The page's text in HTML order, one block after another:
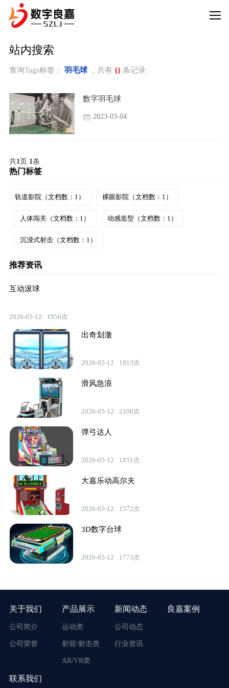
站内搜索
查询Tags标签： 羽毛球，共有 {}条记录
数字羽毛球
2023-03-04
共1页 1条
热门标签
轨道影院（文档数：1） 裸眼影院（文档数：1）
人体闯关（文档数：1） 动感造型（文档数：1）
沉浸式射击（文档数：1）
推荐资讯
互动滚球
2026-05-12 1956次
出奇划澈
2026-05-12 1913次
滑风急浪
2026-05-12 2100次
弹弓达人
2026-05-12 1851次
大嘉乐动高尔夫
2026-05-12 1572次
3D数字台球
2026-05-12 1773次
关于我们
公司简介
公司荣誉
产品展示
运动类
射箭/射击类
AR/VR类
新闻动态
公司动态
行业资讯
良嘉案例
联系我们